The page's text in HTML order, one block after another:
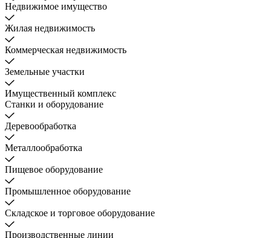
Недвижимое имущество
Жилая недвижимость
Коммерческая недвижимость
Земельные участки
Имущественный комплекс
Станки и оборудование
Деревообработка
Металлообработка
Пищевое оборудование
Промышленное оборудование
Складское и торговое оборудование
Производственные линии